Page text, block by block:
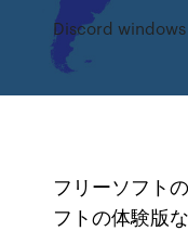
Discord windows
フリーソフト
フトの体験版